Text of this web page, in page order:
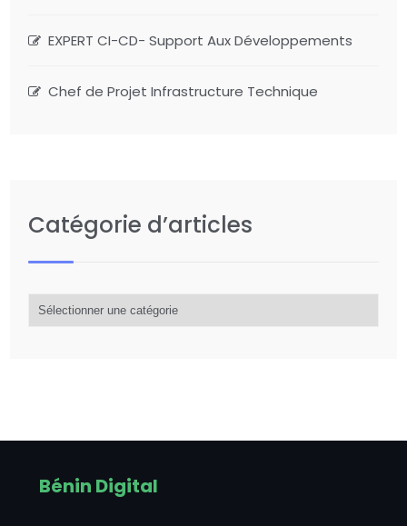
EXPERT CI-CD- Support Aux Développements
Chef de Projet Infrastructure Technique
Catégorie d’articles
d’articles
Bénin Digital